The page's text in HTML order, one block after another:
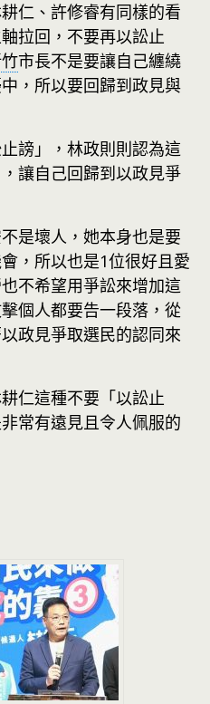
仁、許修睿有同樣的看
拉回，不要再以訟止
市長不是要讓自己纏繞
，所以要回歸到政見與
謗」，林政則則認為這
讓自己回歸到以政見爭
是壞人，她本身也是要
，所以也是1位很好且愛
不希望用爭訟來增加這
個人都要告一段落，從
政見爭取選民的認同來
仁這種不要「以訟止
常有遠見且令人佩服的